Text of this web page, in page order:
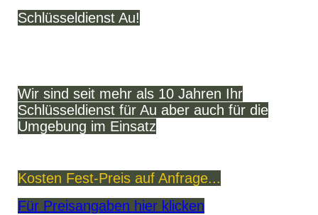
Schlüsseldienst Au!
Wir sind seit mehr als 10 Jahren Ihr
Schlüsseldienst für Au aber auch für die
Umgebung im Einsatz
Kosten Fest-Preis auf Anfrage...
Für Preisangaben hier klicken